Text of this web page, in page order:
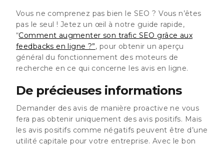
Vous ne comprenez pas bien le SEO ? Vous n’êtes
pas le seul ! Jetez un œil à notre guide rapide,
“Comment augmenter son trafic SEO grâce aux
feedbacks en ligne ?”, pour obtenir un aperçu
général du fonctionnement des moteurs de
recherche en ce qui concerne les avis en ligne.
De précieuses informations
Demander des avis de manière proactive ne vous
fera pas obtenir uniquement des avis positifs. Mais
les avis positifs comme négatifs peuvent être d’une
utilité capitale pour votre entreprise. Avec le bon